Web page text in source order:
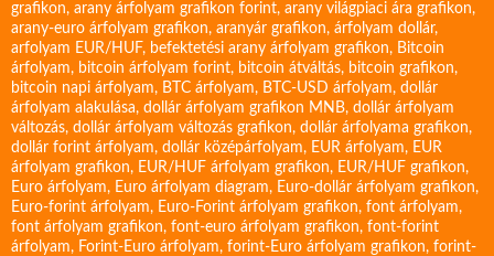
grafikon, arany árfolyam grafikon forint, arany világpiaci ára grafikon,
arany-euro árfolyam grafikon, aranyár grafikon, árfolyam dollár,
arfolyam EUR/HUF, befektetési arany árfolyam grafikon, Bitcoin
árfolyam, bitcoin árfolyam forint, bitcoin átváltás, bitcoin grafikon,
bitcoin napi árfolyam, BTC árfolyam, BTC-USD árfolyam, dollár
árfolyam alakulása, dollár árfolyam grafikon MNB, dollár árfolyam
változás, dollár árfolyam változás grafikon, dollár árfolyama grafikon,
dollár forint árfolyam, dollár középárfolyam, EUR árfolyam, EUR
árfolyam grafikon, EUR/HUF árfolyam grafikon, EUR/HUF grafikon,
Euro árfolyam, Euro árfolyam diagram, Euro-dollár árfolyam grafikon,
Euro-forint árfolyam, Euro-Forint árfolyam grafikon, font árfolyam,
font árfolyam grafikon, font-euro árfolyam grafikon, font-forint
árfolyam, Forint-Euro árfolyam, forint-Euro árfolyam grafikon, forint-